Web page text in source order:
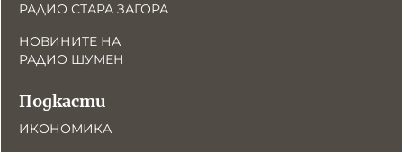
РАДИО СТАРА ЗАГОРА
НОВИНИТЕ НА
РАДИО ШУМЕН
Подкасти
ИКОНОМИКА